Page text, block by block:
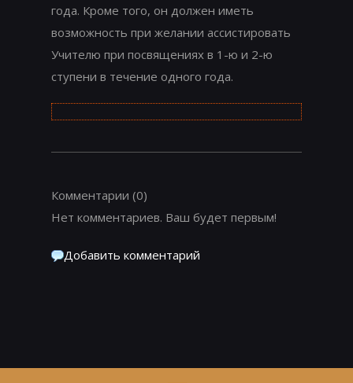
года. Кроме того, он должен иметь
возможность при желании ассистировать
Учителю при посвящениях в 1-ю и 2-ю
ступени в течение одного года.
Комментарии (0)
Нет комментариев. Ваш будет первым!
Добавить комментарий